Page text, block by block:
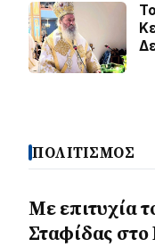
ΠΟΛΙΤΙΣΜΟΣ
Με επιτυχία
Σταφίδας στο